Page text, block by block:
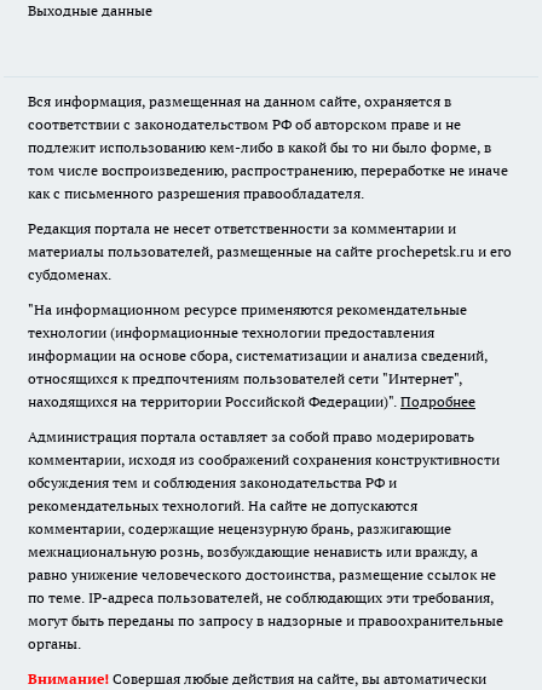
Выходные данные
Вся информация, размещенная на данном сайте, охраняется в
соответствии с законодательством РФ об авторском праве и не
подлежит использованию кем-либо в какой бы то ни было форме, в
том числе воспроизведению, распространению, переработке не иначе
как с письменного разрешения правообладателя.
Редакция портала не несет ответственности за комментарии и
материалы пользователей, размещенные на сайте prochepetsk.ru и его
субдоменах.
"На информационном ресурсе применяются рекомендательные
технологии (информационные технологии предоставления
информации на основе сбора, систематизации и анализа сведений,
относящихся к предпочтениям пользователей сети "Интернет",
находящихся на территории Российской Федерации)". Подробнее
Администрация портала оставляет за собой право модерировать
комментарии, исходя из соображений сохранения конструктивности
обсуждения тем и соблюдения законодательства РФ и
рекомендательных технологий. На сайте не допускаются
комментарии, содержащие нецензурную брань, разжигающие
межнациональную рознь, возбуждающие ненависть или вражду, а
равно унижение человеческого достоинства, размещение ссылок не
по теме. IP-адреса пользователей, не соблюдающих эти требования,
могут быть переданы по запросу в надзорные и правоохранительные
органы.
Внимание! Совершая любые действия на сайте, вы автоматически